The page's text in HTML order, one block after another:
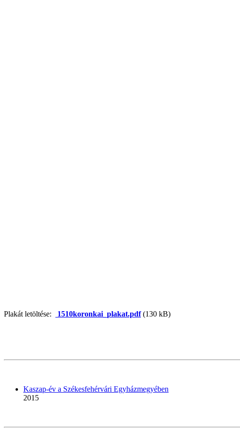
Plakát letöltése: 1510koronkai_plakat.pdf(130 kB)
Kaszap-év a Székesfehérvári Egyházmegyében
2015